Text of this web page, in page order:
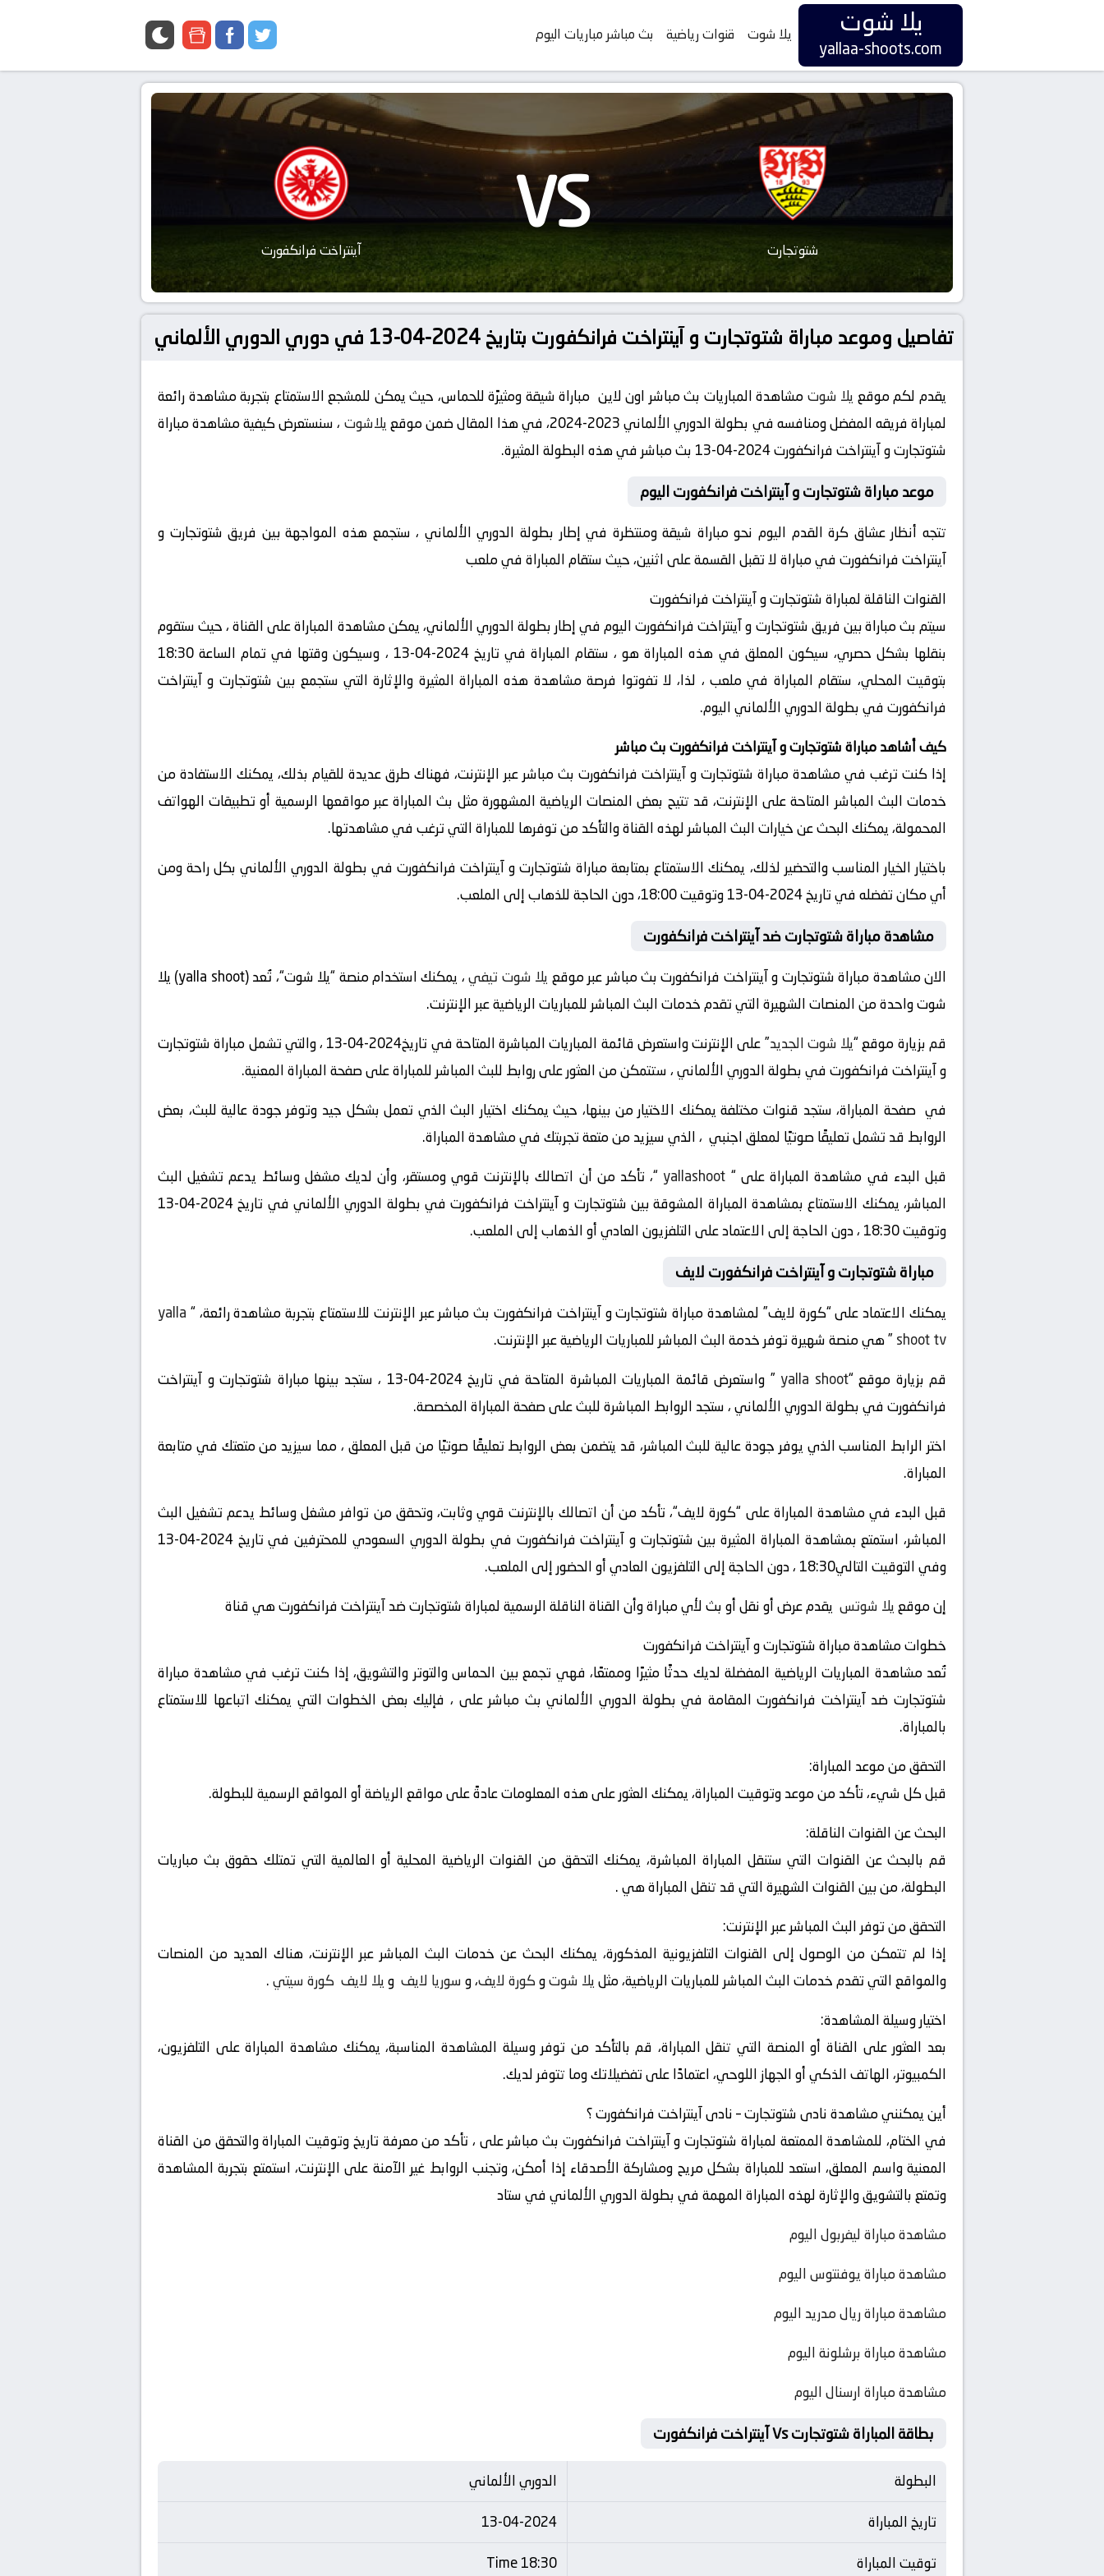
يلا شوت
yallaa-shoots.com
يلا شوت قنوات رياضية بث مباشر مباريات اليوم twitter
facebook
google
شتوتجارت VS آينتراخت فرانكفورت
تفاصيل وموعد مباراة شتوتجارت و آينتراخت فرانكفورت بتاريخ 2024-04-13 في دوري الدوري الألماني
يقدم لكم موقع يلا شوت مشاهدة المباريات بث مباشر اون لاين مباراة شيقة ومثيرًة للحماس، حيث يمكن للمشجع الاستمتاع بتجربة مشاهدة رائعة
لمباراة فريقه المفضل ومنافسه في بطولة الدوري الألماني 2023-2024، في هذا المقال ضمن موقع
يلاشوت ، سنستعرض كيفية مشاهدة مباراة
شتوتجارت و آينتراخت فرانكفورت 2024-04-13 بث مباشر في هذه البطولة المثيرة.
موعد مباراة شتوتجارت و آينتراخت فرانكفورت اليوم
تتجه أنظار عشاق كرة القدم اليوم نحو مباراة شيقة ومنتظرة في إطار بطولة الدوري الألماني ، ستجمع هذه المواجهة بين فريق شتوتجارت و
آينتراخت فرانكفورت في مباراة لا تقبل القسمة على اثنين، حيث ستقام المباراة في ملعب
القنوات الناقلة لمباراة شتوتجارت و آينتراخت فرانكفورت
سيتم بث مباراة بين فريق شتوتجارت و آينتراخت فرانكفورت اليوم في إطار بطولة الدوري الألماني، يمكن مشاهدة المباراة على القناة ، حيث ستقوم
بنقلها بشكل حصري، سيكون المعلق في هذه المباراة هو ، ستقام المباراة في تاريخ 2024-04-13 ، وسيكون وقتها في تمام الساعة 18:30
بتوقيت المحلي، ستقام المباراة في ملعب ، لذا، لا تفوتوا فرصة مشاهدة هذه المباراة المثيرة والإثارة التي ستجمع بين شتوتجارت و آينتراخت
فرانكفورت في بطولة الدوري الألماني اليوم.
كيف أشاهد مباراة شتوتجارت و آينتراخت فرانكفورت بث مباشر
إذا كنت ترغب في مشاهدة مباراة شتوتجارت و آينتراخت فرانكفورت بث مباشر عبر الإنترنت، فهناك طرق عديدة للقيام بذلك، يمكنك الاستفادة من
خدمات البث المباشر المتاحة على الإنترنت، قد تتيح بعض المنصات الرياضية المشهورة مثل بث المباراة عبر مواقعها الرسمية أو تطبيقات الهواتف
المحمولة، يمكنك البحث عن خيارات البث المباشر لهذه القناة والتأكد من توفرها للمباراة التي ترغب في مشاهدتها.
باختيار الخيار المناسب والتحضير لذلك، يمكنك الاستمتاع بمتابعة مباراة شتوتجارت و آينتراخت فرانكفورت في بطولة الدوري الألماني بكل راحة ومن
أي مكان تفضله في تاريخ 2024-04-13 وتوقيت 18:00، دون الحاجة للذهاب إلى الملعب.
مشاهدة مباراة شتوتجارت ضد آينتراخت فرانكفورت
الان مشاهدة مباراة شتوتجارت و آينتراخت فرانكفورت بث مباشر عبر موقع يلا شوت تيفي
، يمكنك استخدام منصة “يلا شوت“، تُعد (yalla shoot) يلا
شوت واحدة من المنصات الشهيرة التي تقدم خدمات البث المباشر للمباريات الرياضية عبر الإنترنت.
قم بزيارة موقع “يلا شوت الجديد
” على الإنترنت واستعرض قائمة المباريات المباشرة المتاحة في تاريخ2024-04-13 ، والتي تشمل مباراة شتوتجارت
و آينتراخت فرانكفورت في بطولة الدوري الألماني ، ستتمكن من العثور على روابط للبث المباشر للمباراة على صفحة المباراة المعنية.
في صفحة المباراة، ستجد قنوات مختلفة يمكنك الاختيار من بينها، حيث يمكنك اختيار البث الذي تعمل بشكل جيد وتوفر جودة عالية للبث، بعض
الروابط قد تشمل تعليقًا صوتيًا لمعلق اجنبي ، الذي سيزيد من متعة تجربتك في مشاهدة المباراة.
قبل البدء في مشاهدة المباراة على “
“، تأكد من أن اتصالك بالإنترنت قوي ومستقر، وأن لديك مشغل وسائط يدعم تشغيل البث
المباشر، يمكنك الاستمتاع بمشاهدة المباراة المشوقة بين شتوتجارت و آينتراخت فرانكفورت في بطولة الدوري الألماني في تاريخ 2024-04-13
وتوقيت 18:30 ، دون الحاجة إلى الاعتماد على التلفزيون العادي أو الذهاب إلى الملعب.
مباراة شتوتجارت و آينتراخت فرانكفورت لايف
يمكنك الاعتماد على “كورة لايف” لمشاهدة مباراة شتوتجارت و آينتراخت فرانكفورت بث مباشر عبر الإنترنت للاستمتاع بتجربة مشاهدة رائعة، “ yalla
shoot tv” هي منصة شهيرة توفر خدمة البث المباشر للمباريات الرياضية عبر الإنترنت.
قم بزيارة موقع “yalla shoot
” واستعرض قائمة المباريات المباشرة المتاحة في تاريخ 2024-04-13 ، ستجد بينها مباراة شتوتجارت و آينتراخت
فرانكفورت في بطولة الدوري الألماني ، ستجد الروابط المباشرة للبث على صفحة المباراة المخصصة.
اختر الرابط المناسب الذي يوفر جودة عالية للبث المباشر، قد يتضمن بعض الروابط تعليقًا صوتيًا من قبل المعلق ، مما سيزيد من متعتك في متابعة
المباراة.
قبل البدء في مشاهدة المباراة على “كورة لايف“، تأكد من أن اتصالك بالإنترنت قوي وثابت، وتحقق من توافر مشغل وسائط يدعم تشغيل البث
المباشر، استمتع بمشاهدة المباراة المثيرة بين شتوتجارت و آينتراخت فرانكفورت في بطولة الدوري السعودي للمحترفين في تاريخ 2024-04-13
وفي التوقيت التالي18:30 ، دون الحاجة إلى التلفزيون العادي أو الحضور إلى الملعب.
إن موقعيلا شوتس يقدم عرض أو نقل أو بث لأي مباراة وأن القناة الناقلة الرسمية لمباراة شتوتجارت ضد آينتراخت فرانكفورت هي قناة
خطوات مشاهدة مباراة شتوتجارت و آينتراخت فرانكفورت
تُعد مشاهدة المباريات الرياضية المفضلة لديك حدثًا مثيرًا وممتعًا، فهي تجمع بين الحماس والتوتر والتشويق، إذا كنت ترغب في مشاهدة مباراة
شتوتجارت ضد آينتراخت فرانكفورت المقامة في بطولة الدوري الألماني بث مباشر على ، فإليك بعض الخطوات التي يمكنك اتباعها للاستمتاع
بالمباراة.
التحقق من موعد المباراة:
قبل كل شيء، تأكد من موعد وتوقيت المباراة، يمكنك العثور على هذه المعلومات عادةً على مواقع الرياضة أو المواقع الرسمية للبطولة.
البحث عن القنوات الناقلة:
قم بالبحث عن القنوات التي ستنقل المباراة المباشرة، يمكنك التحقق من القنوات الرياضية المحلية أو العالمية التي تمتلك حقوق بث مباريات
البطولة، من بين القنوات الشهيرة التي قد تنقل المباراة هي .
التحقق من توفر البث المباشر عبر الإنترنت:
إذا لم تتمكن من الوصول إلى القنوات التلفزيونية المذكورة، يمكنك البحث عن خدمات البث المباشر عبر الإنترنت، هناك العديد من المنصات
والمواقع التي تقدم خدمات البث المباشر للمباريات الرياضية، مثليلا شوتوكورة لايف، وسوريا لايف ويلا لايف كورة سيتي.
اختيار وسيلة المشاهدة:
بعد العثور على القناة أو المنصة التي تنقل المباراة، قم بالتأكد من توفر وسيلة المشاهدة المناسبة، يمكنك مشاهدة المباراة على التلفزيون،
الكمبيوتر، الهاتف الذكي أو الجهاز اللوحي، اعتمادًا على تفضيلاتك وما تتوفر لديك.
أين يمكنني مشاهدة ‎نادى شتوتجارت – نادى آينتراخت فرانكفورت ؟
في الختام، للمشاهدة الممتعة لمباراة شتوتجارت و آينتراخت فرانكفورت بث مباشر على ، تأكد من معرفة تاريخ وتوقيت المباراة والتحقق من القناة
المعنية واسم المعلق، استعد للمباراة بشكل مريح ومشاركة الأصدقاء إذا أمكن، وتجنب الروابط غير الآمنة على الإنترنت، استمتع بتجربة المشاهدة
وتمتع بالتشويق والإثارة لهذه المباراة المهمة في بطولة الدوري الألماني في ستاد
مشاهدة مباراة ليفربول اليوم
مشاهدة مباراة يوفنتوس اليوم
مشاهدة مباراة ريال مدريد اليوم
مشاهدة مباراة برشلونة اليوم
مشاهدة مباراة ارسنال اليوم
بطاقة المباراة شتوتجارت Vs آينتراخت فرانكفورت
البطولة
الدوري الألماني
تاريخ المباراة
13-04-2024
توقيت المباراة
18:30 Time